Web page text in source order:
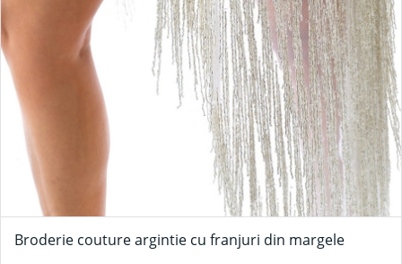
Broderie couture argintie cu franjuri din margele